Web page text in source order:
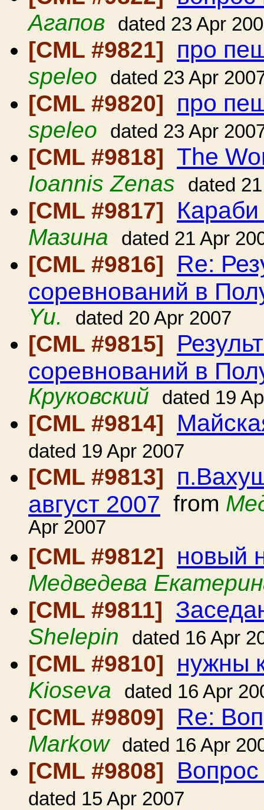
Агапов dated 23 Apr
[CML #9821] про
speleo dated 23 Apr
[CML #9820] про
speleo dated 23 Apr
[CML #9818] The
Ioannis Zenas dated
[CML #9817]
Мазина dated 21 Apr
[CML #9816] Re:
соревнований в
Yu.
dated 20 Apr 2007
[CML #9815]
соревнований в
Круковский
dated 19
[CML #9814]
dated 19 Apr 2007
[CML #9813]
август 2007 from
Apr 2007
[CML #9812]
новый
Медведева
[CML #9811]
Shelepin dated 16 Apr
[CML #9810] нужны
Kioseva dated 16 Apr
[CML #9809] Re:
Markow dated 16 Apr
[CML #9808]
dated 15 Apr 2007